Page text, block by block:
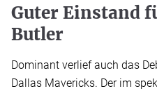
Guter Einstand
Butler
Dominant verlief auch das
Dallas Mavericks. Der im